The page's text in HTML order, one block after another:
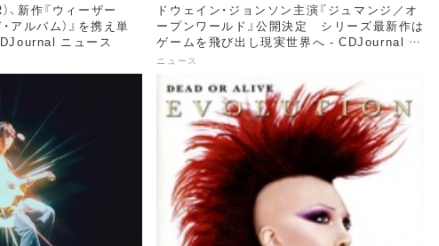
、新作『ウィーザー
アルバム）』を携え単
ニュース
ドウェイン・ジョンソン主演『ジュマンジ／オ
ープンワールド』公開決定 シリーズ最新作は
ゲームを飛び出し現実世界へ - CDJournal ニ
ュース
ニュース